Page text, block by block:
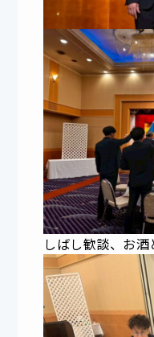
しばし歓談、お酒